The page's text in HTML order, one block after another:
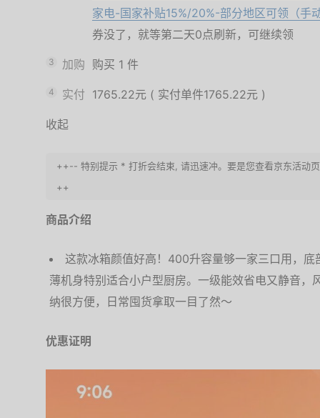
家电-国家补贴15%/20%-部分地区可领（手
券没了，就等第二天0点刷新，可继续领
3 加购 购买 1 件
4 实付 1765.22元 ( 实付单件1765.22元 )
收起
++-- 特别提示 * 打折会结束, 请迅速冲。要是您查看京东活动
++
商品介绍
这款冰箱颜值好高！400升容量够一家三口用，
薄机身特别适合小户型厨房。一级能效省电又静音，
纳很方便，日常囤货拿取一目了然～
优惠证明